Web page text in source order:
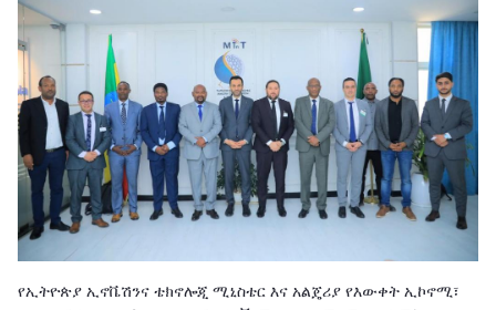
የኢትዮጵያ ኢኖቬሽንና ቴክኖሎጂ ሚኒስቴር እና አልጄሪያ የእውቀት ኢኮኖሚ፣